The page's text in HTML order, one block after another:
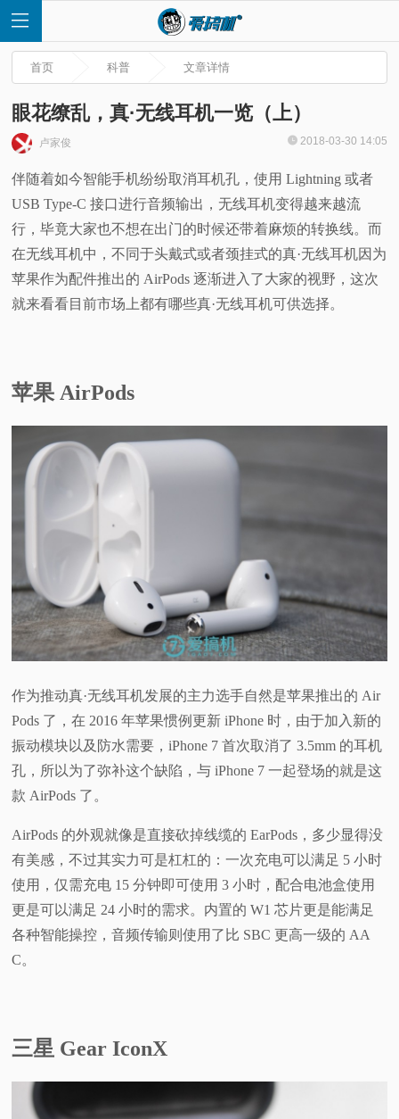
页
快
讯
测
视
体
验
专
题
首页 科普 文章详情
眼花缭乱，真·无线耳机一览（上）
卢家俊 2018-03-30 14:05
伴随着如今智能手机纷纷取消耳机孔，使用 Lightning 或者
USB Type-C 接口进行音频输出，无线耳机变得越来越流
行，毕竟大家也不想在出门的时候还带着麻烦的转换线。而
在无线耳机中，不同于头戴式或者颈挂式的真·无线耳机因为
苹果作为配件推出的 AirPods 逐渐进入了大家的视野，这次
就来看看目前市场上都有哪些真·无线耳机可供选择。
苹果 AirPods
作为推动真·无线耳机发展的主力选手自然是苹果推出的 Air
Pods 了，在 2016 年苹果惯例更新 iPhone 时，由于加入新的
振动模块以及防水需要，iPhone 7 首次取消了 3.5mm 的耳机
孔，所以为了弥补这个缺陷，与 iPhone 7 一起登场的就是这
款 AirPods 了。
AirPods 的外观就像是直接砍掉线缆的 EarPods，多少显得没
有美感，不过其实力可是杠杠的：一次充电可以满足 5 小时
使用，仅需充电 15 分钟即可使用 3 小时，配合电池盒使用
更是可以满足 24 小时的需求。内置的 W1 芯片更是能满足
各种智能操控，音频传输则使用了比 SBC 更高一级的 AA
C。
三星 Gear IconX